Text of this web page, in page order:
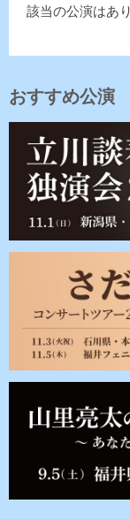
該当の公演はあ
おすすめ公演